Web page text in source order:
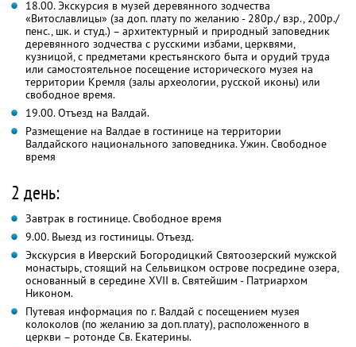
18.00. Экскурсия в музей деревянного зодчества
«Витославлицы» (за доп. плату по желанию - 280р./ взр., 200р./
пенс., шк. и студ.) – архитектурный и природный заповедник
деревянного зодчества с русскими избами, церквями,
кузницой, с предметами крестьянского быта и орудий труда
или самостоятельное посещение исторического музея на
территории Кремля (залы археологии, русской иконы) или
свободное время.
19.00. Отъезд на Валдай.
Размещение на Валдае в гостинице на территории
Валдайского национального заповедника. Ужин. Свободное
время
2 день:
Завтрак в гостинице. Свободное время
9.00. Выезд из гостиницы. Отъезд.
Экскурсия в Иверский Богородицкий Святоозерский мужской
монастырь, стоящий на Сельвицком острове посредине озера,
основанный в середине XVII в. Святейшим - Патриархом
Никоном.
Путевая информация по г. Валдай с посещением музея
колоколов (по желанию за доп.плату), расположенного в
церкви – ротонде Св. Екатерины.